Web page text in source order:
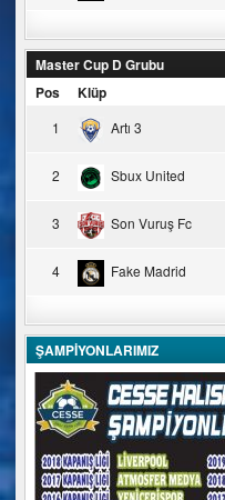
Master Cup D Grubu
Pos
Klüp
1 Artı 3
2 Sbux United
3 Son Vuruş Fc
4 Fake Madrid
ŞAMPİYONLARIMIZ